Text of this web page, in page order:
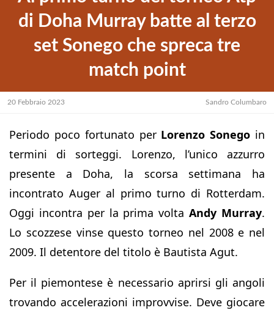
di Doha Murray batte al terzo
set Sonego che spreca tre
match point
20 Febbraio 2023 Sandro Columbaro
Periodo poco fortunato per Lorenzo Sonego in
termini di sorteggi. Lorenzo, l’unico azzurro
presente a Doha, la scorsa settimana ha
incontrato Auger al primo turno di Rotterdam.
Oggi incontra per la prima voltaAndy Murray.
Lo scozzese vinse questo torneo nel 2008 e nel
2009. Il detentore del titolo è Bautista Agut.
Per il piemontese è necessario aprirsi gli angoli
trovando accelerazioni improvvise. Deve giocare